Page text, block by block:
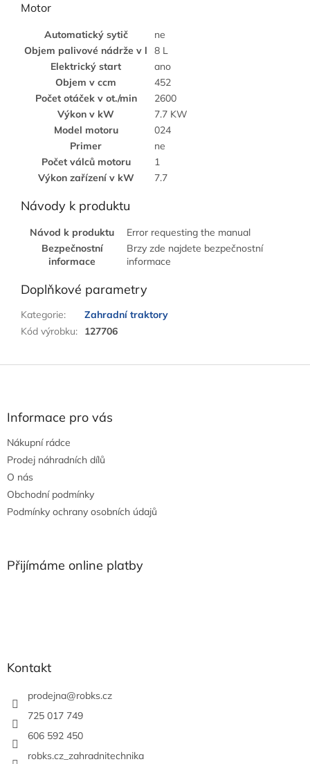
Motor
Automatický sytič
ne
Objem palivové nádrže v l
8 L
Elektrický start
ano
Objem v ccm
452
Počet otáček v ot./min
2600
Výkon v kW
7.7 KW
Model motoru
024
Primer
ne
Počet válců motoru
1
Výkon zařízení v kW
7.7
Návody k produktu
Návod k produktu
Error requesting the manual
Bezpečnostní
informace
Brzy zde najdete bezpečnostní
informace
Doplňkové parametry
Kategorie:
Zahradní traktory
Kód výrobku: 127706
Informace pro vás
Nákupní rádce
Prodej náhradních dílů
O nás
Obchodní podmínky
Podmínky ochrany osobních údajů
Přijímáme online platby
Kontakt
prodejna@robks.cz
725 017 749
606 592 450
robks.cz_zahradnitechnika